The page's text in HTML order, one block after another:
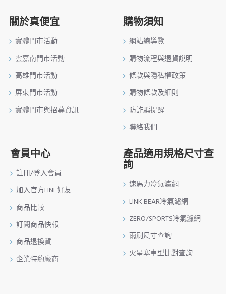
關於真便宜
實體門市活動
雲嘉南門市活動
高雄門市活動
屏東門市活動
實體門市與招募資訊
購物須知
網站總導覽
購物流程與退貨說明
條款與隱私權政策
購物條款及細則
防詐騙提醒
聯絡我們
會員中心
註冊/登入會員
加入官方LINE好友
商品比較
訂閱商品快報
商品退換貨
企業特約廠商
產品適用規格尺寸查
詢
速馬力冷氣濾網
LINK BEAR冷氣濾網
ZERO/SPORTS冷氣濾網
雨刷尺寸查詢
火星塞車型比對查詢